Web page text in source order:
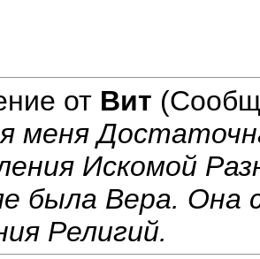
от Вит
меня
Искомой
была Вера. Она
Религий.